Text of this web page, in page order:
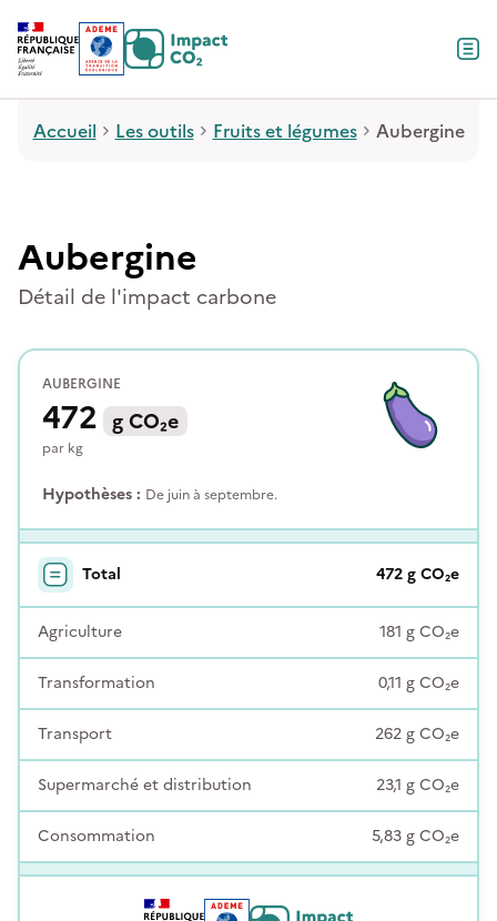
Contenu
Menu
Pied de page
Accueil Les outils Fruits et légumes Aubergine
Aubergine
Détail de l'impact carbone
AUBERGINE
472 gCO₂e
par kg
Hypothèses : De juin à septembre.
Total 472gCO₂e
Agriculture 181 gCO₂e
Transformation 0,11 gCO₂e
Transport 262gCO₂e
Supermarché et distribution 23,1 gCO₂e
Consommation 5,83gCO₂e